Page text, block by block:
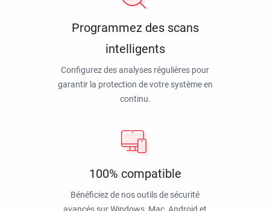
Programmez des scans
intelligents
Configurez des analyses régulières pour
garantir la protection de votre système en
continu.
100% compatible
Bénéficiez de nos outils de sécurité